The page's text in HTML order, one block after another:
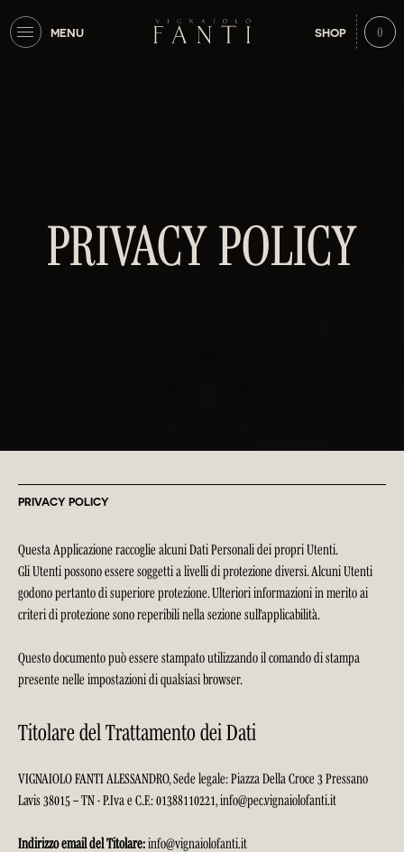
MENU SHOP 0
PRIVACY POLICY
PRIVACY POLICY
Questa Applicazione raccoglie alcuni Dati Personali dei propri Utenti.
Gli Utenti possono essere soggetti a livelli di protezione diversi. Alcuni Utenti
godono pertanto di superiore protezione. Ulteriori informazioni in merito ai
criteri di protezione sono reperibili nella sezione sull’applicabilità.
Questo documento può essere stampato utilizzando il comando di stampa
presente nelle impostazioni di qualsiasi browser.
Titolare del Trattamento dei Dati
VIGNAIOLO FANTI ALESSANDRO, Sede legale: Piazza Della Croce 3 Pressano
Lavis 38015 – TN - P.Iva e C.F.: 01388110221, info@pec.vignaiolofanti.it
Indirizzo email del Titolare:info@vignaiolofanti.it